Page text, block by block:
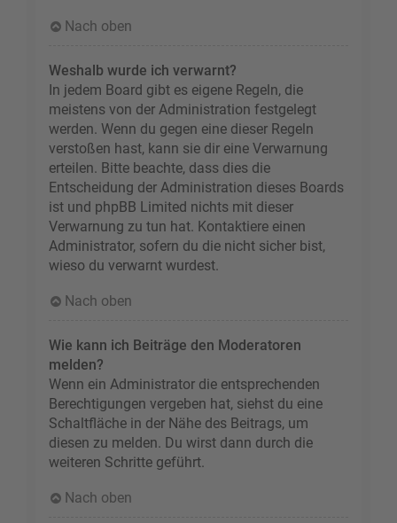
Nach oben
Weshalb wurde ich verwarnt?
In jedem Board gibt es eigene Regeln, die
meistens von der Administration festgelegt
werden. Wenn du gegen eine dieser Regeln
verstoßen hast, kann sie dir eine Verwarnung
erteilen. Bitte beachte, dass dies die
Entscheidung der Administration dieses Boards
ist und phpBB Limited nichts mit dieser
Verwarnung zu tun hat. Kontaktiere einen
Administrator, sofern du die nicht sicher bist,
wieso du verwarnt wurdest.
Nach oben
Wie kann ich Beiträge den Moderatoren
melden?
Wenn ein Administrator die entsprechenden
Berechtigungen vergeben hat, siehst du eine
Schaltfläche in der Nähe des Beitrags, um
diesen zu melden. Du wirst dann durch die
weiteren Schritte geführt.
Nach oben